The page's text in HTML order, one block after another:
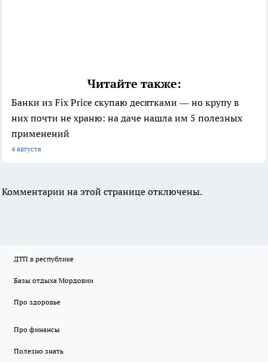
Читайте также:
Банки из Fix Price скупаю десятками — но крупу в
них почти не храню: на даче нашла им 5 полезных
применений
4 августа
Комментарии на этой странице отключены.
ДТП в республике
Базы отдыха Мордовии
Про здоровье
Про финансы
Полезно знать